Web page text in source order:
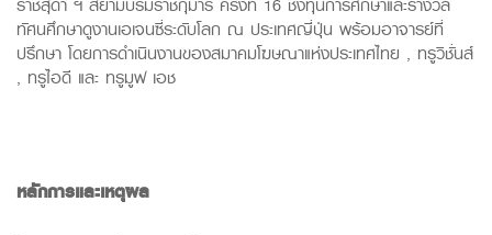
ราชสุดา ฯ สยามบรมราชกุมารี ครั้งที่ 16 ชิงทุนการศึกษาและรางวัล
ทัศนศึกษาดูงานเอเจนซี่ระดับโลก ณ ประเทศญี่ปุ่น พร้อมอาจารย์ที่
ปรึกษา โดยการดำเนินงานของสมาคมโฆษณาแห่งประเทศไทย , ทรูวิชั่นส์
, ทรูไอดี และ ทรูมูฟ เอช
หลักการและเหตุผล